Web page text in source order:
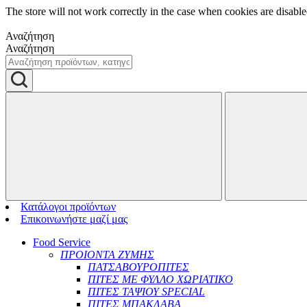
The store will not work correctly in the case when cookies are
Αναζήτηση
Αναζήτηση
Κατάλογοι προϊόντων
Επικοινωνήστε μαζί μας
Food Service
ΠΡΟΙΟΝΤΑ ΖΥΜΗΣ
ΠΑΤΣΑΒΟΥΡΟΠΙΤΕΣ
ΠΙΤΕΣ ΜΕ ΦΥΛΛΟ ΧΩΡΙΑΤΙΚΟ
ΠΙΤΕΣ ΤΑΨΙΟΥ SPECIAL
ΠΙΤΕΣ ΜΠΑΚΛΑΒΑ